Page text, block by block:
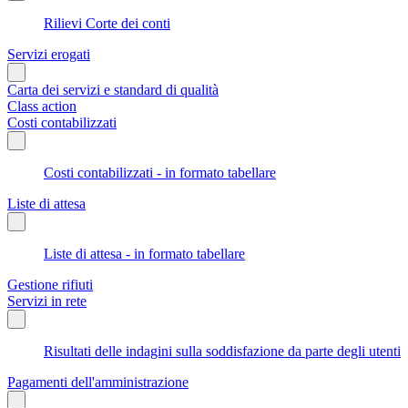
Rilievi Corte dei conti
Servizi erogati
Carta dei servizi e standard di qualità
Class action
Costi contabilizzati
Costi contabilizzati - in formato tabellare
Liste di attesa
Liste di attesa - in formato tabellare
Gestione rifiuti
Servizi in rete
Risultati delle indagini sulla soddisfazione da parte degli utenti
Pagamenti dell'amministrazione